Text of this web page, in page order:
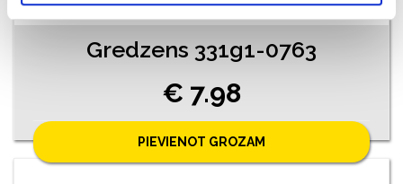
Gredzens 331g1-0763
€ 7.98
PIEVIENOT GROZAM